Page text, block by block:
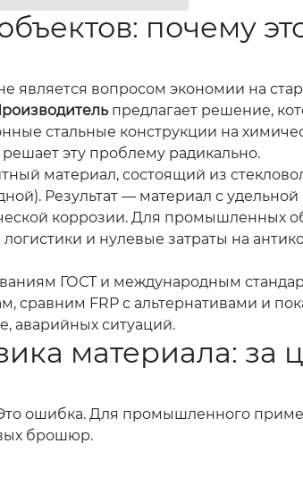
почему
вопросом экономии на
предлагает решение,
стальные конструкции на
решает эту проблему радикально.
материал, состоящий из
Результат — материал с
коррозии. Для промышленных
и нулевые затраты на
ГОСТ и международным
сравним FRP с альтернативами и
аварийных ситуаций.
материала: за
ошибка. Для промышленного
брошюр.